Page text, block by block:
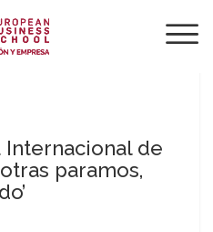
Internacional de
paramos,